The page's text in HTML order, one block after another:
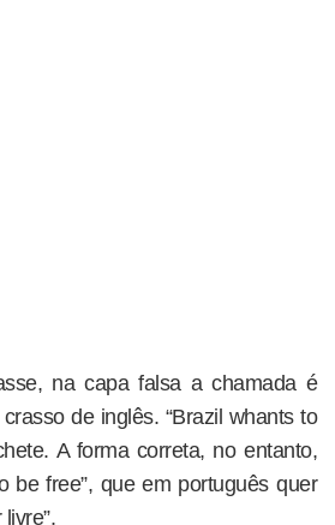
na capa falsa a chamada é
de inglês. “Brazil whants to
A forma correta, no entanto,
be free”, que em português quer